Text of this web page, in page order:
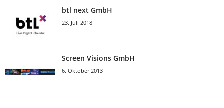
btl next GmbH
23. Juli 2018
Screen Visions GmbH
6. Oktober 2013